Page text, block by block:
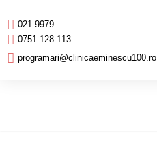
021 9979
0751 128 113
programari@clinicaeminescu100.ro